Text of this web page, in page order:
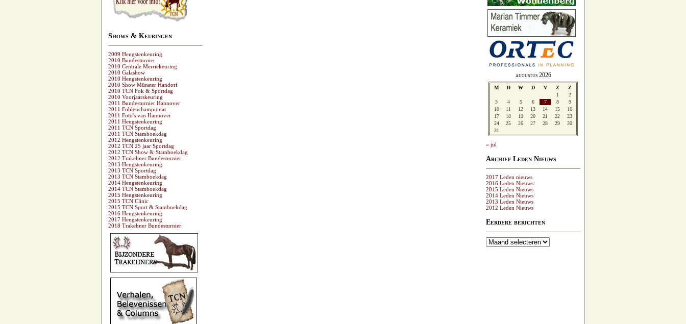
Shows & Keuringen
2009 Hengstenkeuring
2010 Bundesturnier
2010 Centrale Merriekeuring
2010 Galashow
2010 Hengstenkeuring
2010 Show Münster Handorf
2010 TCN Fok & Sportdag
2010 Voorjaarskeuring
2011 Bundesturnier Hannover
2011 Fohlenchampionat
2011 Foto's van Hannover
2011 Hengstenkeuring
2011 TCN Sportdag
2011 TCN Stamboekdag
2012 Hengstenkeuring
2012 TCN 25 jaar Sportdag
2012 TCN Show & Stamboekdag
2012 Trakehner Bundesturnier
2013 Hengstenkeuring
2013 TCN Sportdag
2013 TCN Stamboekdag
2014 Hengstenkeuring
2014 TCN Stamboekdag
2015 Hengstenkeuring
2015 TCN Clinic
2015 TCN Sport & Stamboekdag
2016 Hengstenkeuring
2017 Hengstenkeuring
2018 Trakehner Bundesturnier
augustus 2026
M D W D V Z
Z
1
2
3
4 5 6 7 8
9
10
11 12 13 14 15
16
17
18 19 20 21 22
23
24
25 26 27 28 29
30
31
« jul
Archief Leden Nieuws
2017 Leden nieuws
2016 Leden Nieuws
2015 Leden Nieuws
2014 Leden Nieuws
2013 Leden Nieuws
2012 Leden Nieuws
Eerdere berichten
Eerdere
berichten